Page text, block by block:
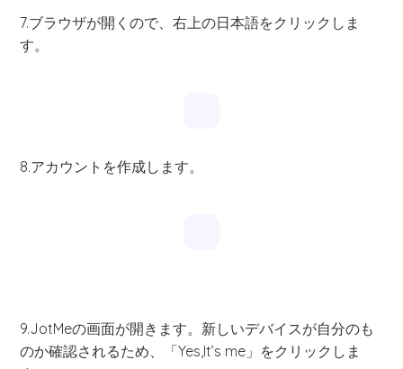
7.ブラウザが開くので、右上の日本語をクリックしま
す。
8.アカウントを作成します。
9.JotMeの画面が開きます。新しいデバイスが自分のも
のか確認されるため、「Yes,It’s me」をクリックしま